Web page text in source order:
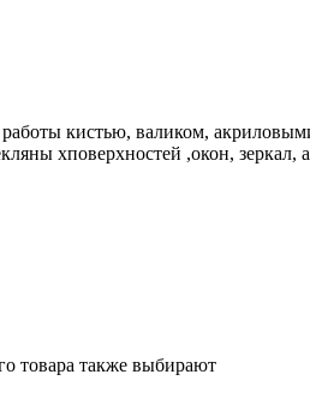
кистью, валиком,
хповерхностей ,окон, зеркал,
товара также выбирают